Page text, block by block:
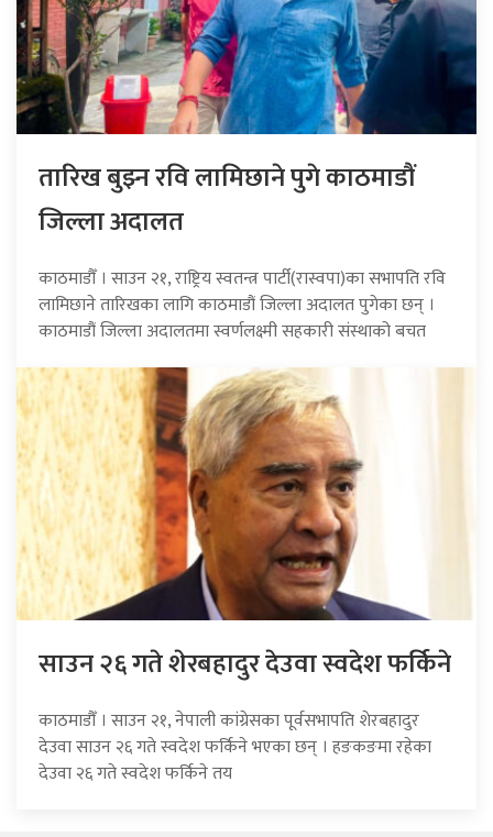
तारिख बुझ्न रवि लामिछाने पुगे काठमाडौं
जिल्ला अदालत
काठमाडौँ । साउन २१, राष्ट्रिय स्वतन्त्र पार्टी(रास्वपा)का सभापति रवि
लामिछाने तारिखका लागि काठमाडौं जिल्ला अदालत पुगेका छन् ।
काठमाडौं जिल्ला अदालतमा स्वर्णलक्ष्मी सहकारी संस्थाको बचत
साउन २६ गते शेरबहादुर देउवा स्वदेश फर्किने
काठमाडौँ । साउन २१, नेपाली कांग्रेसका पूर्वसभापति शेरबहादुर
देउवा साउन २६ गते स्वदेश फर्किने भएका छन् । हङकङमा रहेका
देउवा २६ गते स्वदेश फर्किने तय